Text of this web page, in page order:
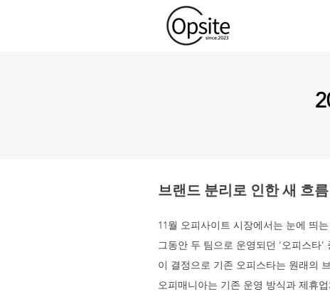
브랜드 분리로 인한 새 흐름
11월 오피사이트 시장에서는 눈에 띄
그동안 두 팀으로 운영되던 ‘오피스타
이 결정으로 기존 오피스타는 원래의
오피매니아는 기존 운영 방식과 제휴